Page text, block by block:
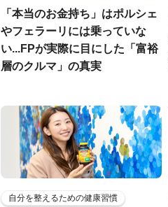
「本当のお金持ち」はポルシェ
やフェラーリには乗っていな
い...FPが実際に目にした「富裕
層のクルマ」の真実
自分を整えるための健康習慣